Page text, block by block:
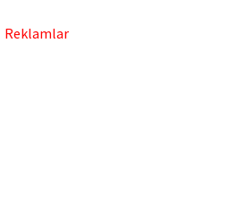
Reklamlar